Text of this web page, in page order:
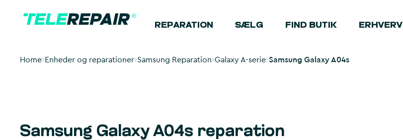
REPARATION SÆLG FIND BUTIK ERHVERV
Home Enheder og reparationer Samsung Reparation Galaxy A-serie Samsung Galaxy A04s
Samsung Galaxy A04s reparation